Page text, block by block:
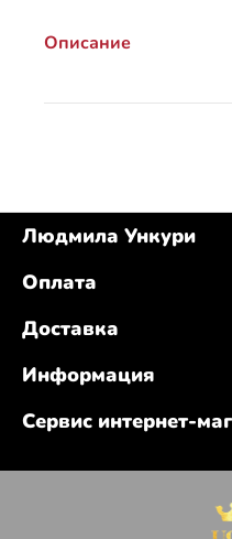
Описание
Людмила Ункури
Оплата
Доставка
Информация
Сервис интернет-